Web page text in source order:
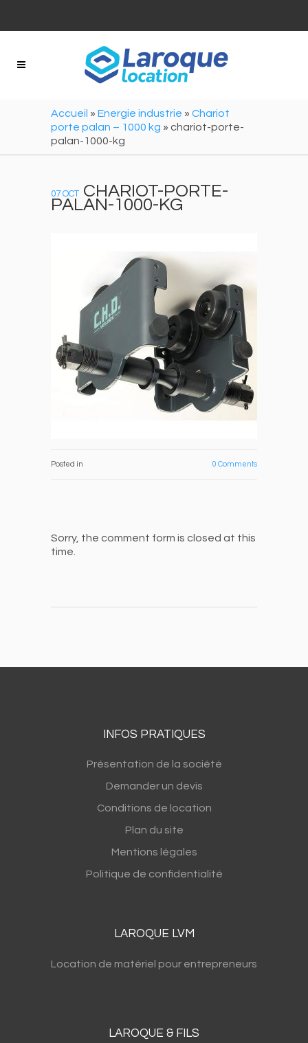
Accueil » Energie industrie » Chariot
porte palan – 1000 kg » chariot-porte-
palan-1000-kg
07 OCT CHARIOT-PORTE-
PALAN-1000-KG
Posted in 0 Comments
Sorry, the comment form is closed at this
time.
INFOS PRATIQUES
Présentation de la société
Demander un devis
Conditions de location
Plan du site
Mentions légales
Politique de confidentialité
LAROQUE LVM
Location de matériel pour entrepreneurs
LAROQUE & FILS